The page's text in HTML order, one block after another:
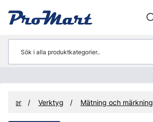
Verktyg Mätning och märkning